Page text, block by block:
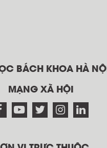
BÁCH KHOA HÀ NỘI
MẠNG XÃ HỘI